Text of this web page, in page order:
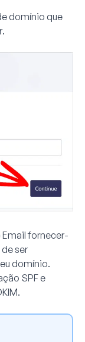
domínio que
.
fornecer-
ser
domínio.
SPF e